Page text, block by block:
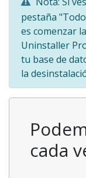
pestaña
es comenzar
Uninstaller
tu base de
la
cada